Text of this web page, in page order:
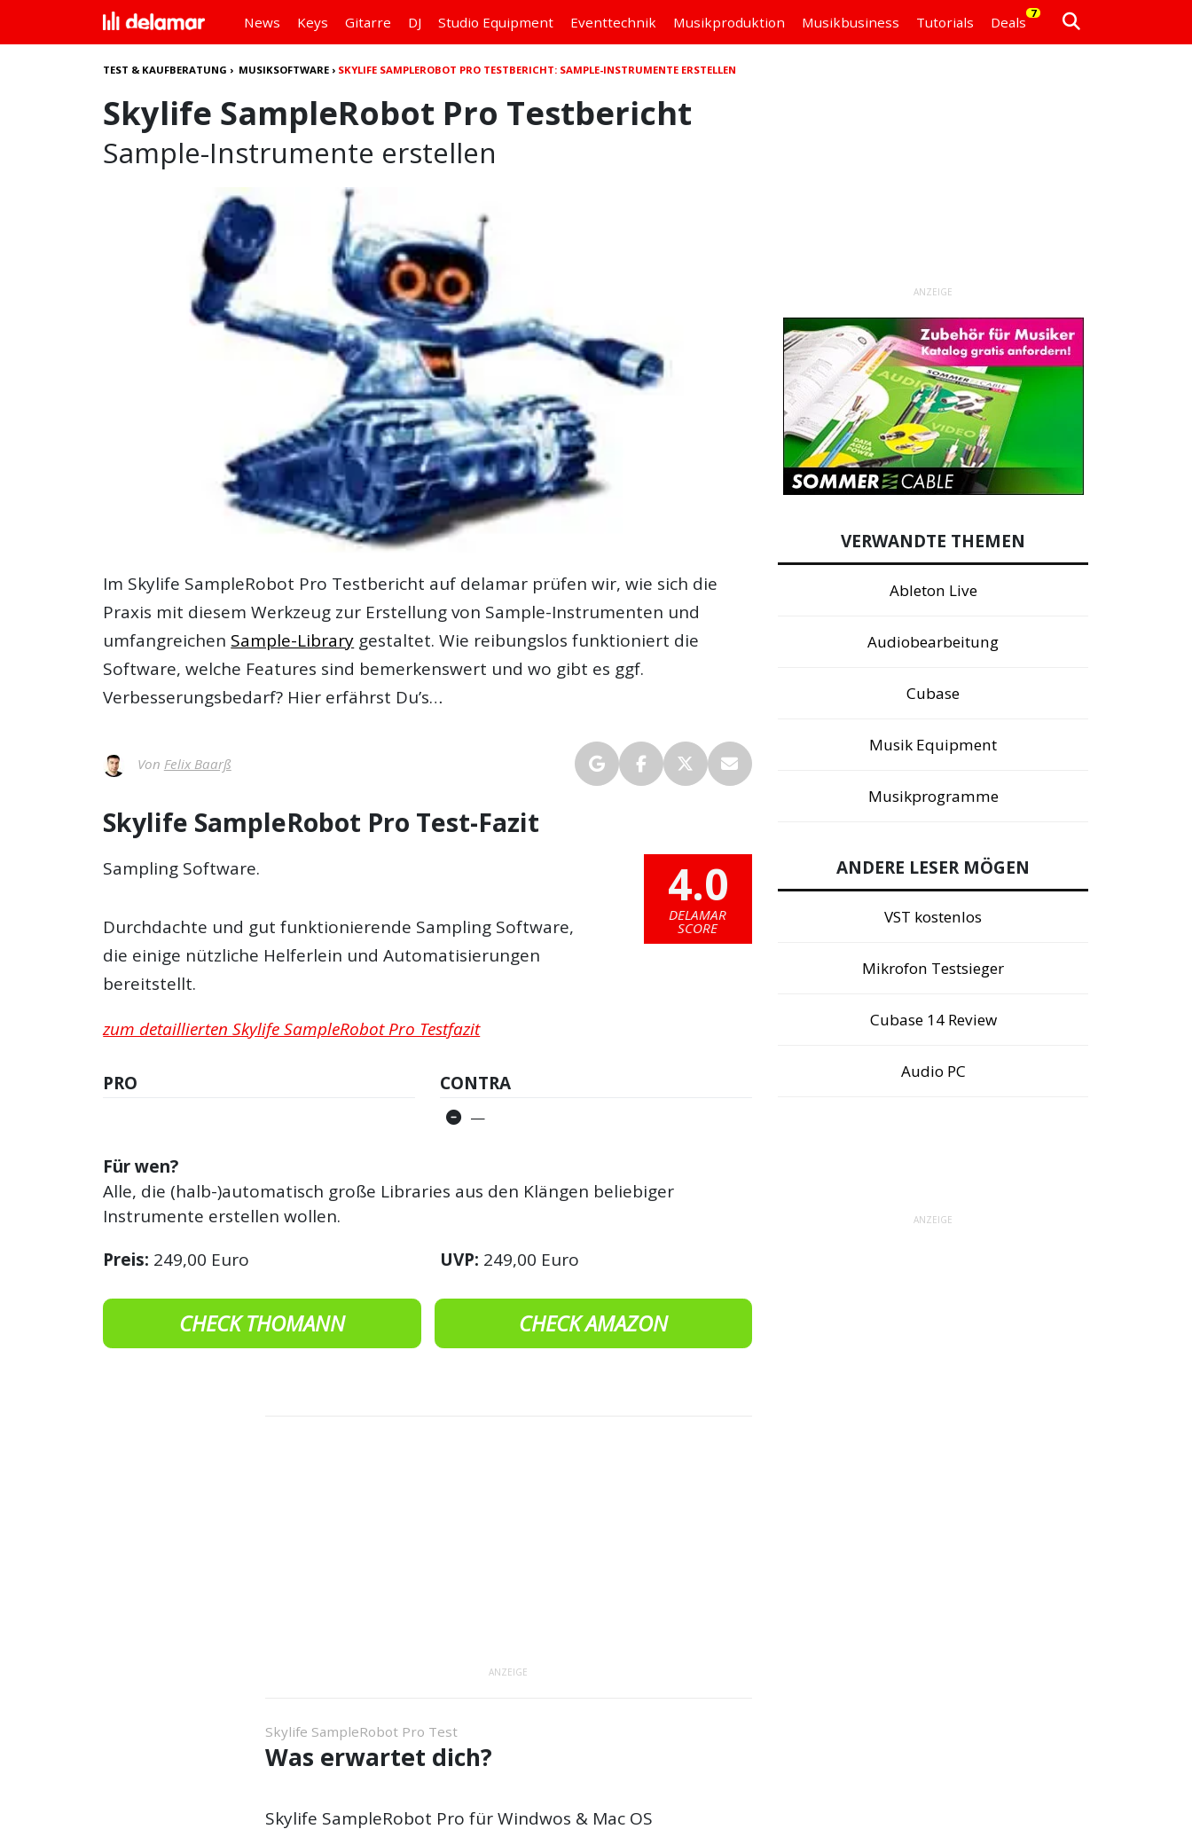
News Keys Gitarre DJ Studio Equipment Eventtechnik Musikproduktion Musikbusiness Tutorials Deals
7
TEST & KAUFBERATUNG › MUSIKSOFTWARE › SKYLIFE SAMPLEROBOT PRO TESTBERICHT: SAMPLE-INSTRUMENTE ERSTELLEN
Skylife SampleRobot Pro Testbericht
Sample-Instrumente erstellen
Im Skylife SampleRobot Pro Testbericht auf delamar prüfen wir, wie sich die
Praxis mit diesem Werkzeug zur Erstellung von Sample-Instrumenten und
umfangreichen Sample-Library gestaltet. Wie reibungslos funktioniert die
Software, welche Features sind bemerkenswert und wo gibt es ggf.
Verbesserungsbedarf? Hier erfährst Du’s…
Von Felix Baarß
Skylife SampleRobot Pro Test-Fazit
4.0
DELAMAR
SCORE
Sampling Software.
Durchdachte und gut funktionierende Sampling Software,
die einige nützliche Helferlein und Automatisierungen
bereitstellt.
zum detaillierten Skylife SampleRobot Pro Testfazit
PRO CONTRA
—
Für wen?
Alle, die (halb-)automatisch große Libraries aus den Klängen beliebiger
Instrumente erstellen wollen.
Preis: 249,00 Euro UVP: 249,00 Euro
CHECK THOMANN CHECK AMAZON
ANZEIGE
Skylife SampleRobot Pro Test
Was erwartet dich?
Skylife SampleRobot Pro für Windwos & Mac OS
ANZEIGE
VERWANDTE THEMEN
Ableton Live
Audiobearbeitung
Cubase
Musik Equipment
Musikprogramme
ANDERE LESER MÖGEN
VST kostenlos
Mikrofon Testsieger
Cubase 14 Review
Audio PC
ANZEIGE